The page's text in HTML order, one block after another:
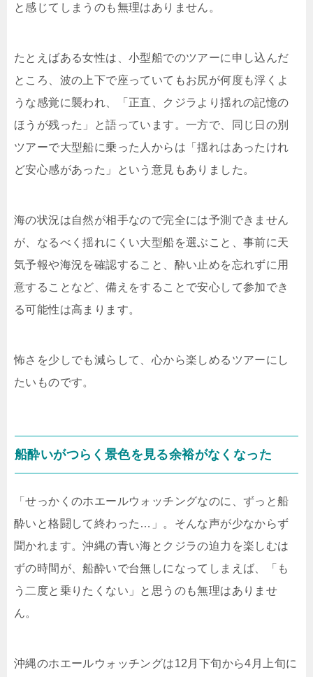
と感じてしまうのも無理はありません。
たとえばある女性は、小型船でのツアーに申し込んだ
ところ、波の上下で座っていてもお尻が何度も浮くよ
うな感覚に襲われ、「正直、クジラより揺れの記憶の
ほうが残った」と語っています。一方で、同じ日の別
ツアーで大型船に乗った人からは「揺れはあったけれ
ど安心感があった」という意見もありました。
海の状況は自然が相手なので完全には予測できません
が、なるべく揺れにくい大型船を選ぶこと、事前に天
気予報や海況を確認すること、酔い止めを忘れずに用
意することなど、備えをすることで安心して参加でき
る可能性は高まります。
怖さを少しでも減らして、心から楽しめるツアーにし
たいものです。
船酔いがつらく景色を見る余裕がなくなった
「せっかくのホエールウォッチングなのに、ずっと船
酔いと格闘して終わった…」。そんな声が少なからず
聞かれます。沖縄の青い海とクジラの迫力を楽しむは
ずの時間が、船酔いで台無しになってしまえば、「も
う二度と乗りたくない」と思うのも無理はありませ
ん。
沖縄のホエールウォッチングは12月下旬から4月上旬に